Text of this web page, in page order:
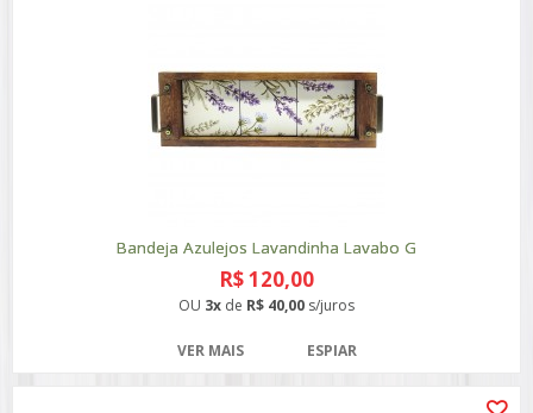
Bandeja Azulejos Lavandinha Lavabo G
R$ 120,00
OU 3x de R$ 40,00 s/juros
VER MAIS ESPIAR